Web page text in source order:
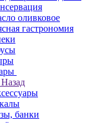
оливковое
гастрономия
Назад
банки